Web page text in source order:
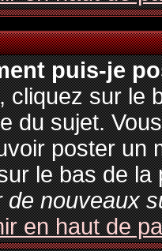
puis-je
cliquez sur le
du sujet.
poster un
le bas de
de nouveaux
en haut de